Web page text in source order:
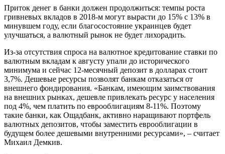
Приток денег в банки должен продолжиться: темпы роста
гривневых вкладов в 2018-м могут вырасти до 15% с 13% в
минувшем году, если благосостояние украинцев будет
улучшаться, а валютный рынок не будет лихорадить.
Из-за отсутствия спроса на валютное кредитование ставки по
валютным вкладам к августу упали до исторического
минимума и сейчас 12-месячный депозит в долларах стоит
3,7%. Дешевые ресурсы позволят банкам отказаться от
внешнего фондирования. «Банкам, имеющим заимствования
на внешних рынках, дешевле привлекать ресурс у населения
под 4%, чем платить по еврооблигациям 8-11%. Поэтому
такие банки, как Ощадбанк, активно наращивают портфель
валютных депозитов, чтобы заместить еврооблигации в
будущем более дешевыми внутренними ресурсами», – считает
Михаил Демкив.